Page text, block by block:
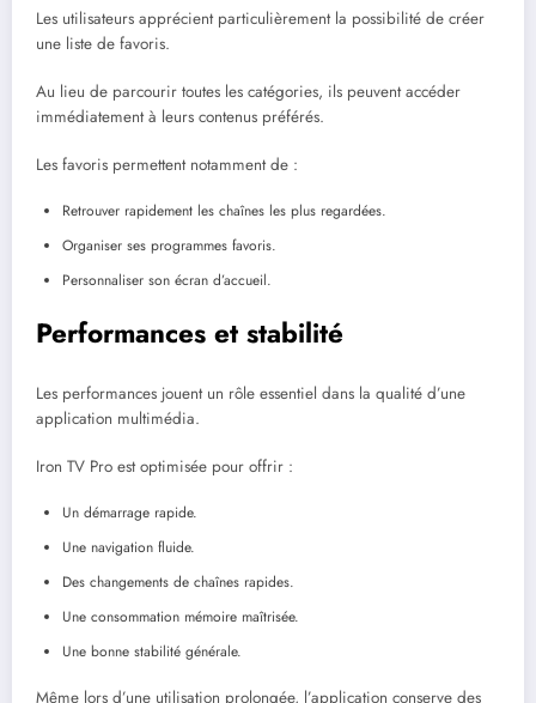
Les utilisateurs apprécient particulièrement la possibilité de créer
une liste de favoris.
Au lieu de parcourir toutes les catégories, ils peuvent accéder
immédiatement à leurs contenus préférés.
Les favoris permettent notamment de :
Retrouver rapidement les chaînes les plus regardées.
Organiser ses programmes favoris.
Personnaliser son écran d’accueil.
Performances et stabilité
Les performances jouent un rôle essentiel dans la qualité d’une
application multimédia.
Iron TV Pro est optimisée pour offrir :
Un démarrage rapide.
Une navigation fluide.
Des changements de chaînes rapides.
Une consommation mémoire maîtrisée.
Une bonne stabilité générale.
Même lors d’une utilisation prolongée, l’application conserve des